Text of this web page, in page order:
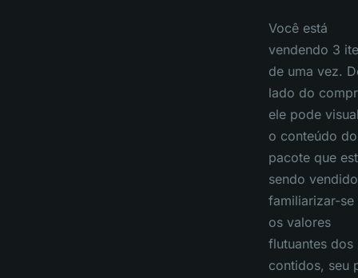
Você está
vendendo 3
de uma vez.
lado do
ele pode
o conteúdo do
pacote que
sendo
familiarizar-se
os valores
flutuantes dos
contidos, seu